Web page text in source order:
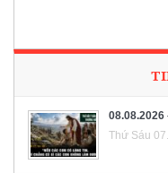
08.08.2026
Thứ Sáu